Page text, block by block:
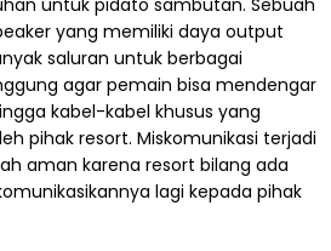
untuk pidato sambutan. Sebuah
yang memiliki daya output
saluran untuk berbagai
agar pemain bisa mendengar
kabel-kabel khusus yang
pihak resort. Miskomunikasi terjadi
aman karena resort bilang ada
lagi kepada pihak